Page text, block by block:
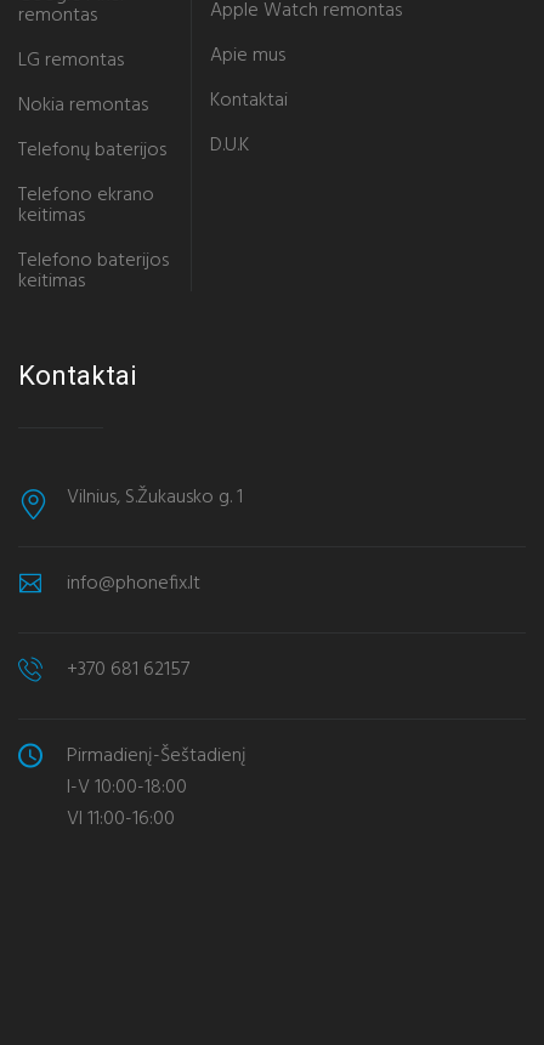
remontas
LG remontas
Nokia remontas
Telefonų baterijos
Telefono ekrano
keitimas
Telefono baterijos
keitimas
Apple Watch remontas
Apie mus
Kontaktai
D.U.K
Kontaktai
Vilnius, S.Žukausko g. 1
info@phonefix.lt
+370 681 62157
Pirmadienį-Šeštadienį
I-V 10:00-18:00
VI 11:00-16:00